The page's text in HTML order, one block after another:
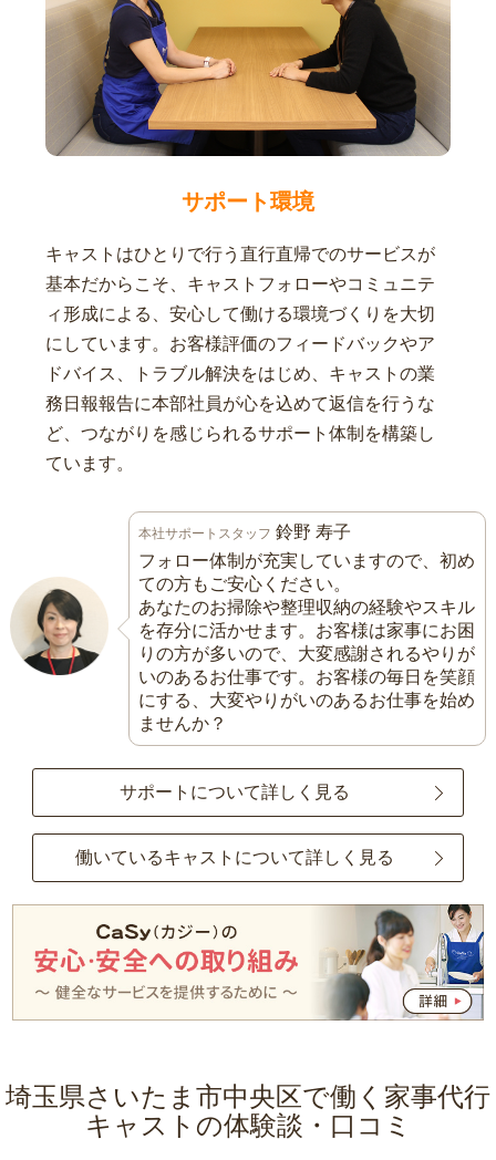
サポート環境
キャストはひとりで行う直行直帰でのサービスが
基本だからこそ、キャストフォローやコミュニテ
ィ形成による、安心して働ける環境づくりを大切
にしています。お客様評価のフィードバックやア
ドバイス、トラブル解決をはじめ、キャストの業
務日報報告に本部社員が心を込めて返信を行うな
ど、つながりを感じられるサポート体制を構築し
ています。
本社サポートスタッフ 鈴野 寿子
フォロー体制が充実していますので、初め
ての方もご安心ください。
あなたのお掃除や整理収納の経験やスキル
を存分に活かせます。お客様は家事にお困
りの方が多いので、大変感謝されるやりが
いのあるお仕事です。お客様の毎日を笑顔
にする、大変やりがいのあるお仕事を始め
ませんか？
サポートについて詳しく見る
働いているキャストについて詳しく見る
埼玉県さいたま市中央区で働く家事代行
キャストの体験談・口コミ